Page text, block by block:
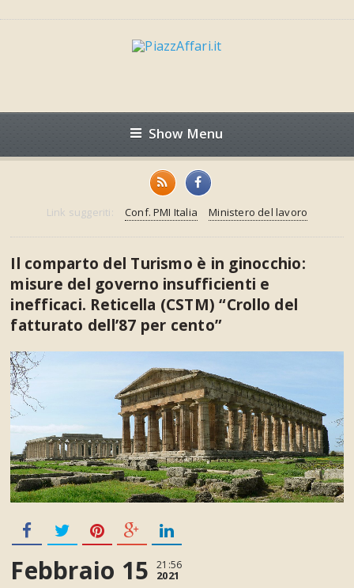
Show Menu
Link suggeriti: Conf. PMI Italia Ministero del lavoro
Il comparto del Turismo è in ginocchio:
misure del governo insufficienti e
inefficaci. Reticella (CSTM) “Crollo del
fatturato dell’87 per cento”
Febbraio 15 21:56
2021